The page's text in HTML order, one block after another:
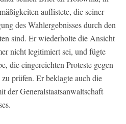
auflistete, die seiner
des Wahlergebnisses durch den
sind. Er wiederholte die Ansicht
nicht legitimiert sei, und fügte
die eingereichten Proteste gegen
prüfen. Er beklagte auch die
der Generalstaatsanwaltschaft